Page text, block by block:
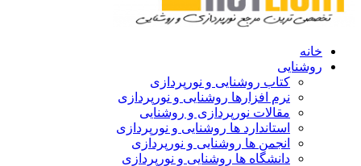
خانه
روشنایی
کتاب روشنایی و نورپردازی
نرم افزارها روشنایی و نورپردازی
مقالات نورپردازی و روشنایی
استاندارد ها روشنایی و نورپردازی
انجمن ها روشنایی و نورپردازی
دانشگاه ها روشنایی و نورپردازی